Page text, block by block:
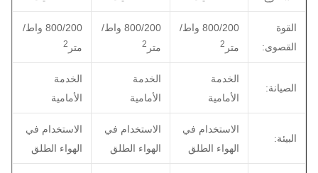
القوة
القصوى:
800/200 واط/
متر 2
800/200 واط/
متر 2
800/200 واط/
متر 2
الصيانة:
الخدمة
الأمامية
الخدمة
الأمامية
الخدمة
الأمامية
البيئة:
الاستخدام في
الهواء الطلق
الاستخدام في
الهواء الطلق
الاستخدام في
الهواء الطلق